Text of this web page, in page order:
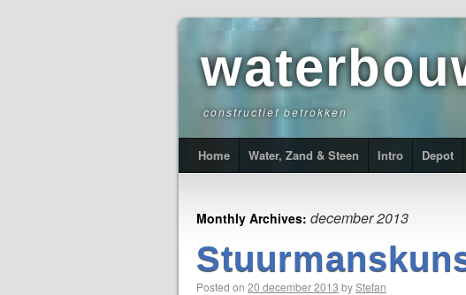
constructief betrokken
Home Water, Zand & Steen Intro Depot
Monthly Archives: december 2013
Posted on 20 december 2013 byStefan